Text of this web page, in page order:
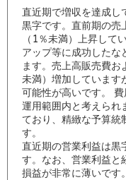
直近期で増収を達成し
黒字です。直前期の売
（1％未満）上昇して
アップ等に成功したな
ます。売上高販売費お
未満）増加しています
可能性が高いです。
運用範囲内と考えられ
ており、精緻な予算統
す。
直近期の営業利益は黒
す。なお、営業利益と
損益が非常に薄いです